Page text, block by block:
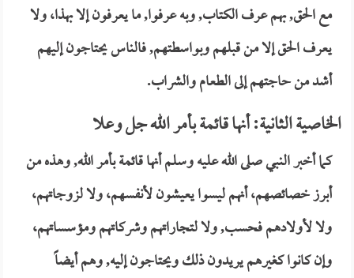
مع الحق, بهم عرف الكتاب, وبه عرفوا, ما يعرفون إلا بهذا، ولا
يعرف الحق إلا من قبلهم وبواسطتهم, فالناس يحتاجون إليهم
أشد من حاجتهم إلى الطعام والشراب.
الخاصية الثانية: أنها قائمة بأمر الله جل وعلا
كما أخبر النبي صلى الله عليه وسلم أنها قائمة بأمر الله, وهذه من
أبرز خصائصهم، أنهم ليسوا يعيشون لأنفسهم، ولا لزوجاتهم،
ولا لأولادهم فحسب, ولا لتجاراتهم وشركاتهم ومؤسساتهم،
وإن كانوا كغيرهم يريدون ذلك ويحتاجون إليه, وهم أيضاً